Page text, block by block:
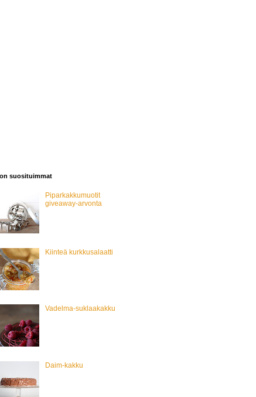
suosituimmat
Piparkakkumuotit
giveaway-arvonta
Kiinteä kurkkusalaatti
Vadelma-suklaakakku
Daim-kakku